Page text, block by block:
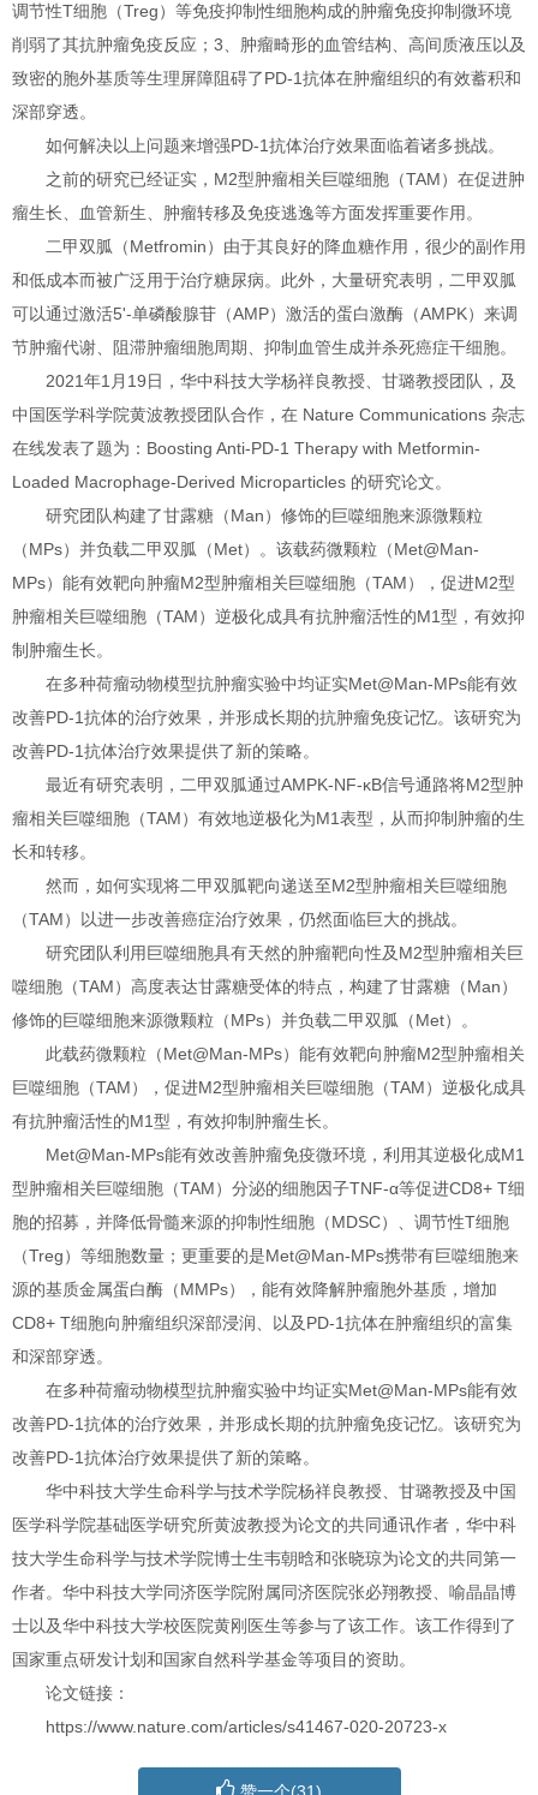
调节性T细胞（Treg）等免疫抑制性细胞构成的肿瘤免疫抑制微环境
削弱了其抗肿瘤免疫反应；3、肿瘤畸形的血管结构、高间质液压以及
致密的胞外基质等生理屏障阻碍了PD-1抗体在肿瘤组织的有效蓄积和
深部穿透。
如何解决以上问题来增强PD-1抗体治疗效果面临着诸多挑战。
之前的研究已经证实，M2型肿瘤相关巨噬细胞（TAM）在促进肿
瘤生长、血管新生、肿瘤转移及免疫逃逸等方面发挥重要作用。
二甲双胍（Metfromin）由于其良好的降血糖作用，很少的副作用
和低成本而被广泛用于治疗糖尿病。此外，大量研究表明，二甲双胍
可以通过激活5'-单磷酸腺苷（AMP）激活的蛋白激酶（AMPK）来调
节肿瘤代谢、阻滞肿瘤细胞周期、抑制血管生成并杀死癌症干细胞。
2021年1月19日，华中科技大学杨祥良教授、甘璐教授团队，及
中国医学科学院黄波教授团队合作，在 Nature Communications 杂志
在线发表了题为：Boosting Anti-PD-1 Therapy with Metformin-
Loaded Macrophage-Derived Microparticles 的研究论文。
研究团队构建了甘露糖（Man）修饰的巨噬细胞来源微颗粒
（MPs）并负载二甲双胍（Met）。该载药微颗粒（Met@Man-
MPs）能有效靶向肿瘤M2型肿瘤相关巨噬细胞（TAM），促进M2型
肿瘤相关巨噬细胞（TAM）逆极化成具有抗肿瘤活性的M1型，有效抑
制肿瘤生长。
在多种荷瘤动物模型抗肿瘤实验中均证实Met@Man-MPs能有效
改善PD-1抗体的治疗效果，并形成长期的抗肿瘤免疫记忆。该研究为
改善PD-1抗体治疗效果提供了新的策略。
最近有研究表明，二甲双胍通过AMPK-NF-κB信号通路将M2型肿
瘤相关巨噬细胞（TAM）有效地逆极化为M1表型，从而抑制肿瘤的生
长和转移。
然而，如何实现将二甲双胍靶向递送至M2型肿瘤相关巨噬细胞
（TAM）以进一步改善癌症治疗效果，仍然面临巨大的挑战。
研究团队利用巨噬细胞具有天然的肿瘤靶向性及M2型肿瘤相关巨
噬细胞（TAM）高度表达甘露糖受体的特点，构建了甘露糖（Man）
修饰的巨噬细胞来源微颗粒（MPs）并负载二甲双胍（Met）。
此载药微颗粒（Met@Man-MPs）能有效靶向肿瘤M2型肿瘤相关
巨噬细胞（TAM），促进M2型肿瘤相关巨噬细胞（TAM）逆极化成具
有抗肿瘤活性的M1型，有效抑制肿瘤生长。
Met@Man-MPs能有效改善肿瘤免疫微环境，利用其逆极化成M1
型肿瘤相关巨噬细胞（TAM）分泌的细胞因子TNF-α等促进CD8+ T细
胞的招募，并降低骨髓来源的抑制性细胞（MDSC）、调节性T细胞
（Treg）等细胞数量；更重要的是Met@Man-MPs携带有巨噬细胞来
源的基质金属蛋白酶（MMPs），能有效降解肿瘤胞外基质，增加
CD8+ T细胞向肿瘤组织深部浸润、以及PD-1抗体在肿瘤组织的富集
和深部穿透。
在多种荷瘤动物模型抗肿瘤实验中均证实Met@Man-MPs能有效
改善PD-1抗体的治疗效果，并形成长期的抗肿瘤免疫记忆。该研究为
改善PD-1抗体治疗效果提供了新的策略。
华中科技大学生命科学与技术学院杨祥良教授、甘璐教授及中国
医学科学院基础医学研究所黄波教授为论文的共同通讯作者，华中科
技大学生命科学与技术学院博士生韦朝晗和张晓琼为论文的共同第一
作者。华中科技大学同济医学院附属同济医院张必翔教授、喻晶晶博
士以及华中科技大学校医院黄刚医生等参与了该工作。该工作得到了
国家重点研发计划和国家自然科学基金等项目的资助。
论文链接：
https://www.nature.com/articles/s41467-020-20723-x